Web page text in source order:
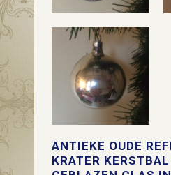
ANTIEKE OUDE
KRATER